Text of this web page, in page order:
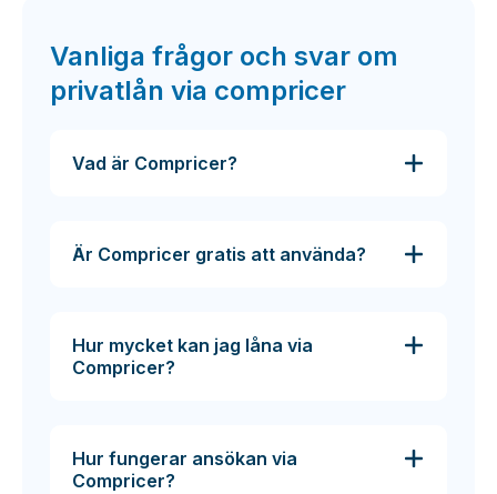
Vanliga frågor och svar om
privatlån via compricer
Vad är Compricer?
Är Compricer gratis att använda?
Hur mycket kan jag låna via
Compricer?
Hur fungerar ansökan via
Compricer?